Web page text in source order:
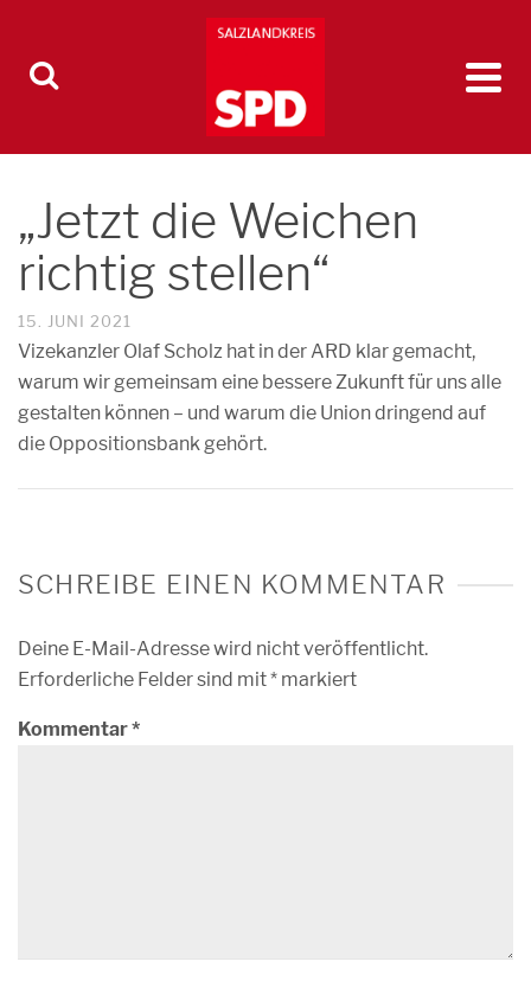
„Jetzt die Weichen
richtig stellen“
15. JUNI 2021
Vizekanzler Olaf Scholz hat in der ARD klar gemacht,
warum wir gemeinsam eine bessere Zukunft für uns alle
gestalten können – und warum die Union dringend auf
die Oppositionsbank gehört.
SCHREIBE EINEN KOMMENTAR
Deine E-Mail-Adresse wird nicht veröffentlicht.
Erforderliche Felder sind mit* markiert
Kommentar*